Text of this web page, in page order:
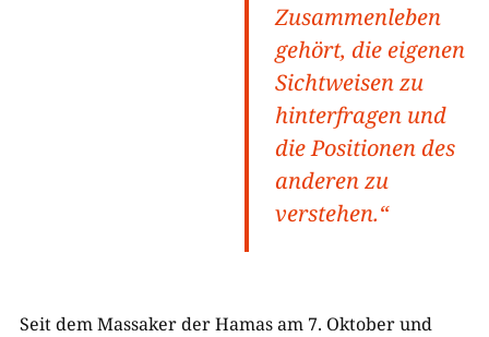
Zusammenleben
gehört, die eigenen
Sichtweisen zu
hinterfragen und
die Positionen des
anderen zu
verstehen.“
Seit dem Massaker der Hamas am 7. Oktober und